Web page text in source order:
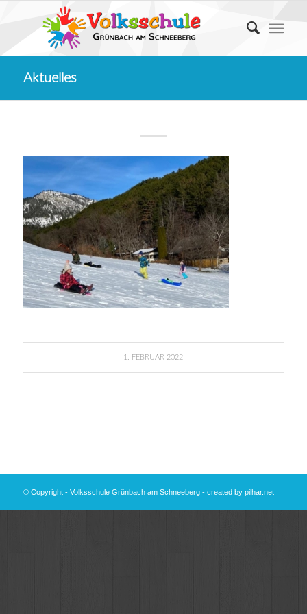
Aktuelles
1. FEBRUAR 2022
© Copyright - Volksschule Grünbach am Schneeberg - created by pilhar.net